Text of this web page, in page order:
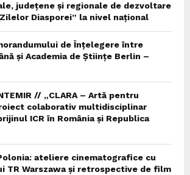
județene și regionale de dezvoltare
Diasporei” la nivel național
de Înțelegere între
și Academia de Științe Berlin –
// „CLARA – Artă pentru
colaborativ multidisciplinar
ICR în România și Republica
ateliere cinematografice cu
TR Warszawa și retrospective de film